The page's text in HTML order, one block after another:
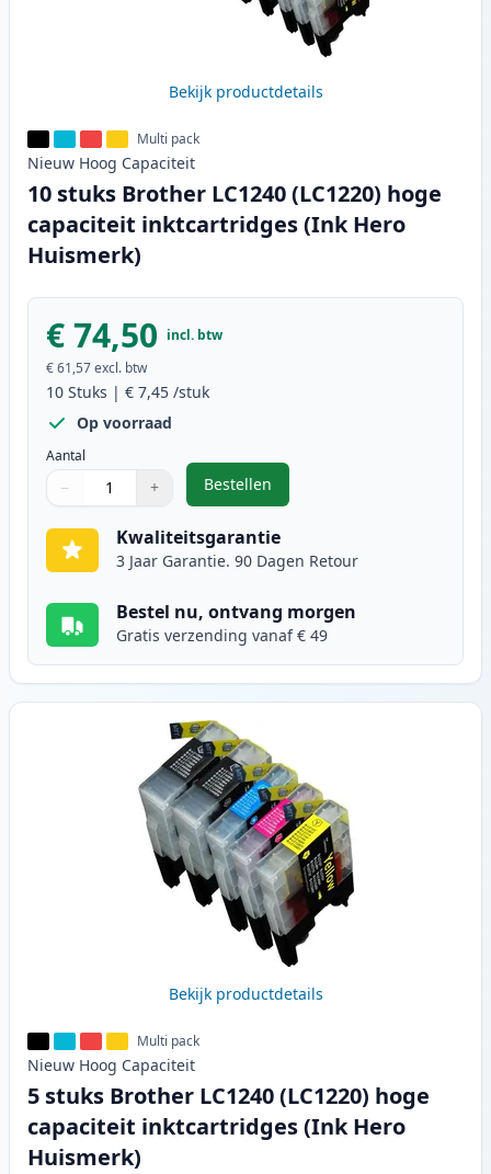
Bekijk productdetails
Multi pack
Nieuw Hoog Capaciteit
10 stuks Brother LC1240 (LC1220) hoge
capaciteit inktcartridges (Ink Hero
Huismerk)
€ 74,50 incl. btw
€ 61,57excl. btw
10 Stuks | € 7,45 /stuk
Op voorraad
Aantal
Gebruik de knoppen om aan te passen
− +
1
Bestellen
,10 stuks Brother LC1240
Kwaliteitsgarantie
3 Jaar Garantie. 90 Dagen Retour
Bestel nu, ontvang morgen
Gratis verzending vanaf € 49
Bekijk productdetails
Multi pack
Nieuw Hoog Capaciteit
5 stuks Brother LC1240 (LC1220) hoge
capaciteit inktcartridges (Ink Hero
Huismerk)